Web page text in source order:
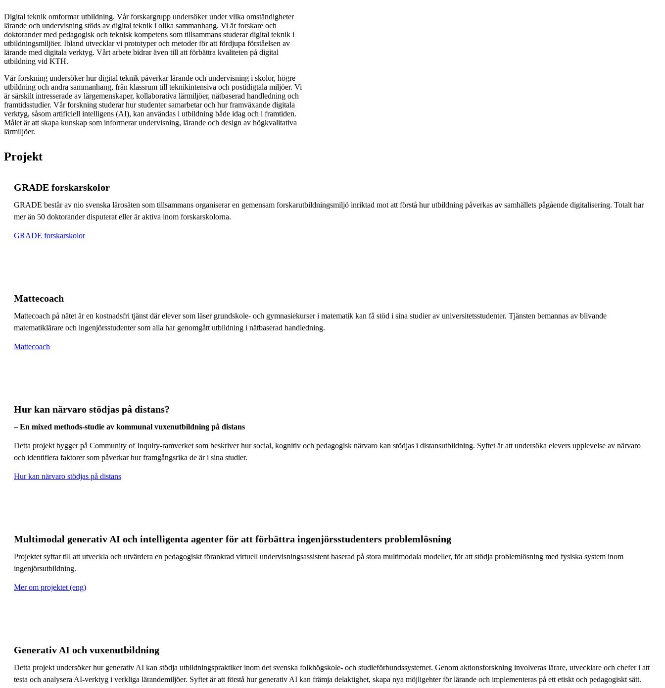
Digital teknik omformar utbildning. Vår forskargrupp undersöker under vilka omständigheter
lärande och undervisning stöds av digital teknik i olika sammanhang. Vi är forskare och
doktorander med pedagogisk och teknisk kompetens som tillsammans studerar digital teknik i
utbildningsmiljöer. Ibland utvecklar vi prototyper och metoder för att fördjupa förståelsen av
lärande med digitala verktyg. Vårt arbete bidrar även till att förbättra kvaliteten på digital
utbildning vid KTH.
Vår forskning undersöker hur digital teknik påverkar lärande och undervisning i skolor, högre
utbildning och andra sammanhang, från klassrum till teknikintensiva och postidigtala miljöer. Vi
är särskilt intresserade av lärgemenskaper, kollaborativa lärmiljöer, nätbaserad handledning och
framtidsstudier. Vår forskning studerar hur studenter samarbetar och hur framväxande digitala
verktyg, såsom artificiell intelligens (AI), kan användas i utbildning både idag och i framtiden.
Målet är att skapa kunskap som informerar undervisning, lärande och design av högkvalitativa
lärmiljöer.
Projekt
GRADE forskarskolor
GRADE består av nio svenska lärosäten som tillsammans organiserar en gemensam forskarutbildningsmiljö inriktad mot att förstå hur utbildning påverkas av samhällets pågående digitalisering. Totalt har
mer än 50 doktorander disputerat eller är aktiva inom forskarskolorna.
GRADE forskarskolor
Mattecoach
Mattecoach på nätet är en kostnadsfri tjänst där elever som läser grundskole- och gymnasiekurser i matematik kan få stöd i sina studier av universitetsstudenter. Tjänsten bemannas av blivande
matematiklärare och ingenjörsstudenter som alla har genomgått utbildning i nätbaserad handledning.
Mattecoach
Hur kan närvaro stödjas på distans?
– En mixed methods-studie av kommunal vuxenutbildning på distans
Detta projekt bygger på Community of Inquiry-ramverket som beskriver hur social, kognitiv och pedagogisk närvaro kan stödjas i distansutbildning. Syftet är att undersöka elevers upplevelse av närvaro
och identifiera faktorer som påverkar hur framgångsrika de är i sina studier.
Hur kan närvaro stödjas på distans
Multimodal generativ AI och intelligenta agenter för att förbättra ingenjörsstudenters problemlösning
Projektet syftar till att utveckla och utvärdera en pedagogiskt förankrad virtuell undervisningsassistent baserad på stora multimodala modeller, för att stödja problemlösning med fysiska system inom
ingenjörsutbildning.
Mer om projektet (eng)
Generativ AI och vuxenutbildning
Detta projekt undersöker hur generativ AI kan stödja utbildningspraktiker inom det svenska folkhögskole- och studieförbundssystemet. Genom aktionsforskning involveras lärare, utvecklare och chefer i att
testa och analysera AI-verktyg i verkliga lärandemiljöer. Syftet är att förstå hur generativ AI kan främja delaktighet, skapa nya möjligehter för lärande och implementeras på ett etiskt och pedagogiskt sätt.